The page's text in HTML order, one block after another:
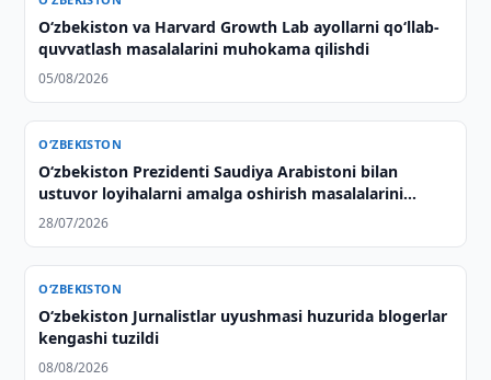
Oʻzbekiston va Harvard Growth Lab ayollarni qoʻllab-
quvvatlash masalalarini muhokama qilishdi
05/08/2026
O‘ZBEKISTON
Oʻzbekiston Prezidenti Saudiya Arabistoni bilan
ustuvor loyihalarni amalga oshirish masalalarini
muhokama qildi
28/07/2026
O‘ZBEKISTON
O‘zbekiston Jurnalistlar uyushmasi huzurida blogerlar
kengashi tuzildi
08/08/2026